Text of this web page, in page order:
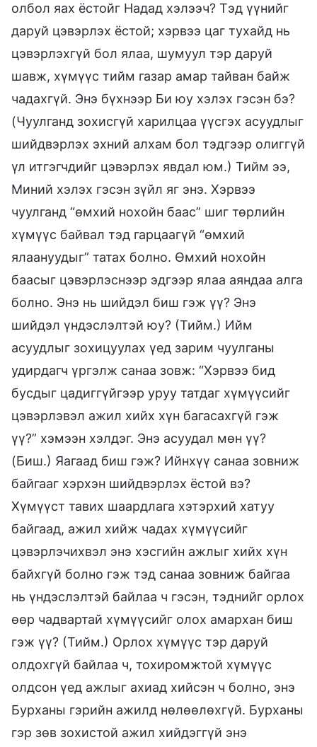
олбол яах ёстойг Надад хэлээч? Тэд үүнийг
даруй цэвэрлэх ёстой; хэрвээ цаг тухайд нь
цэвэрлэхгүй бол ялаа, шумуул тэр даруй
шавж, хүмүүс тийм газар амар тайван байж
чадахгүй. Энэ бүхнээр Би юу хэлэх гэсэн бэ?
(Чуулганд зохисгүй харилцаа үүсгэх асуудлыг
шийдвэрлэх эхний алхам бол тэдгээр олиггүй
үл итгэгчдийг цэвэрлэх явдал юм.) Тийм ээ,
Миний хэлэх гэсэн зүйл яг энэ. Хэрвээ
чуулганд “өмхий нохойн баас” шиг төрлийн
хүмүүс байвал тэд гарцаагүй “өмхий
ялаануудыг” татах болно. Өмхий нохойн
баасыг цэвэрлэснээр эдгээр ялаа аяндаа алга
болно. Энэ нь шийдэл биш гэж үү? Энэ
шийдэл үндэслэлтэй юу? (Тийм.) Ийм
асуудлыг зохицуулах үед зарим чуулганы
удирдагч үргэлж санаа зовж: “Хэрвээ бид
бусдыг цадиггүйгээр уруу татдаг хүмүүсийг
цэвэрлэвэл ажил хийх хүн багасахгүй гэж
үү?” хэмээн хэлдэг. Энэ асуудал мөн үү?
(Биш.) Яагаад биш гэж? Ийнхүү санаа зовниж
байгааг хэрхэн шийдвэрлэх ёстой вэ?
Хүмүүст тавих шаардлага хэтэрхий хатуу
байгаад, ажил хийж чадах хүмүүсийг
цэвэрлэчихвэл энэ хэсгийн ажлыг хийх хүн
байхгүй болно гэж тэд санаа зовниж байгаа
нь үндэслэлтэй байлаа ч гэсэн, тэднийг орлох
өөр чадвартай хүмүүсийг олох амархан биш
гэж үү? (Тийм.) Орлох хүмүүс тэр даруй
олдохгүй байлаа ч, тохиромжтой хүмүүс
олдсон үед ажлыг ахиад хийсэн ч болно, энэ
Бурханы гэрийн ажилд нөлөөлөхгүй. Бурханы
гэр зөв зохистой ажил хийдэггүй энэ